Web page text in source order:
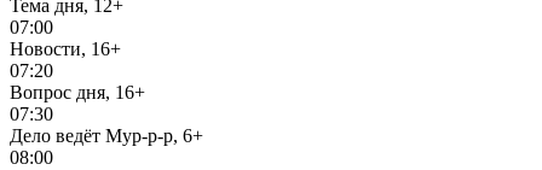
Тема дня, 12+
07:00
Новости, 16+
07:20
Вопрос дня, 16+
07:30
Дело ведёт Мур-р-р, 6+
08:00